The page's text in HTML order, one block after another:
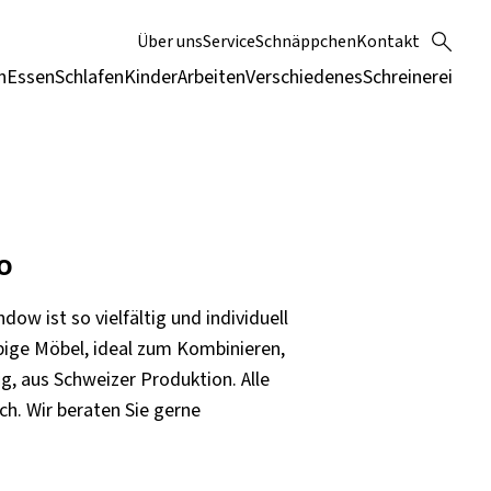
Über unsServiceSchnäppchenKontakt
EssenSchlafenKinderArbeitenVerschiedenesSchreinerei
ist so vielfältig und individuell
Möbel, ideal zum Kombinieren,
aus Schweizer Produktion. Alle
Wir beraten Sie gerne